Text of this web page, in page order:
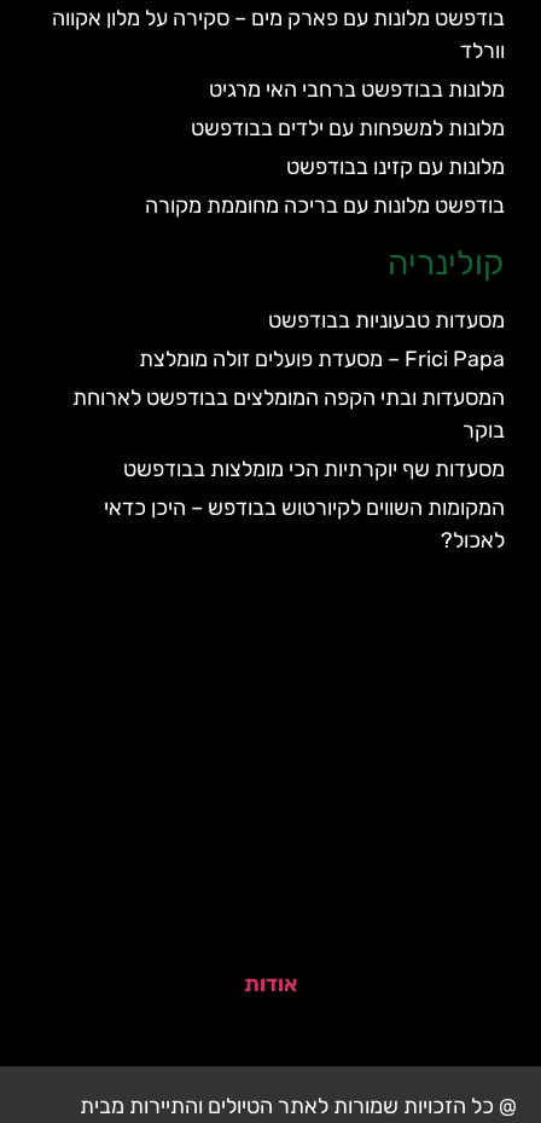
בודפשט מלונות עם פארק מים – סקירה על מלון אקווה
וורלד
מלונות בבודפשט ברחבי האי מרגיט
מלונות למשפחות עם ילדים בבודפשט
מלונות עם קזינו בבודפשט
בודפשט מלונות עם בריכה מחוממת מקורה
קולינריה
מסעדות טבעוניות בבודפשט
Frici Papa – מסעדת פועלים זולה מומלצת
המסעדות ובתי הקפה המומלצים בבודפשט לארוחת
בוקר
מסעדות שף יוקרתיות הכי מומלצות בבודפשט
המקומות השווים לקיורטוש בבודפש – היכן כדאי
לאכול?
אודות
@ כל הזכויות שמורות לאתר הטיולים והתיירות מבית